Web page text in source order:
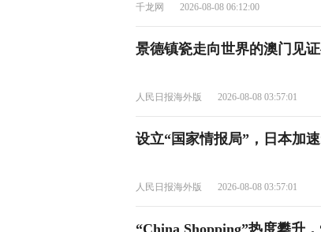
千龙网 2026-08-08 06:12:00
景德镇瓷走向世界的澳门见
人民日报海外版 2026-08-08 03:57:01
设立“国家情报局”，日本加
人民日报海外版 2026-08-08 03:57:01
“China Shopping”热度攀升